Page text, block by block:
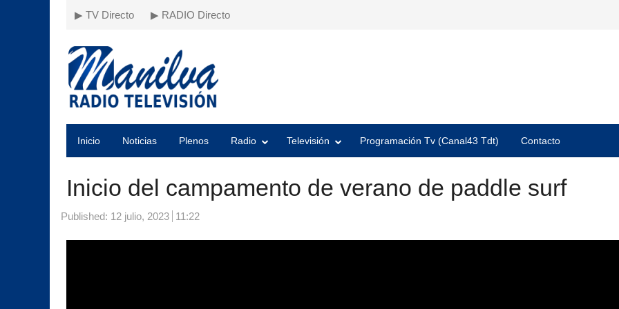
▶ TV Directo ▶ RADIO Directo
Inicio Noticias Plenos Radio Televisión Programación Tv (Canal43 Tdt) Contacto
Inicio del campamento de verano de paddle surf
Published: 12 julio, 2023 11:22